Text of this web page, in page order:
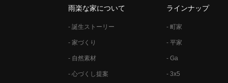
雨楽な家について
- 誕生ストーリー
- 家づくり
- 自然素材
- 心づくし提案
ラインナップ
- 町家
- 平家
- Ga
- 3x5